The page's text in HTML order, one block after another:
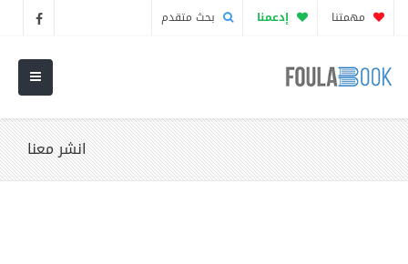
مهمتنا إدعمنا بحث متقدم
انشر معنا